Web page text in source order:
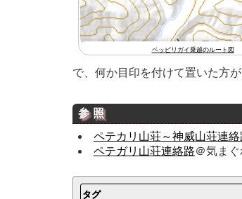
ベッピリガイ乗越のルート図
で、何か目印を付けて置いた方が
参照
ペテカリ山荘～神威山荘連絡
ペテガリ山荘連絡路＠気ま
タグ